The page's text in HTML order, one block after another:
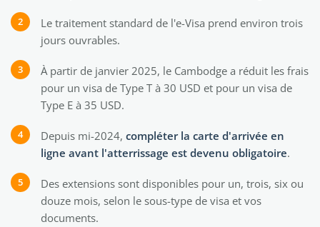
Le traitement standard de l'e-Visa prend environ trois
jours ouvrables.
À partir de janvier 2025, le Cambodge a réduit les frais
pour un visa de Type T à 30 USD et pour un visa de
Type E à 35 USD.
Depuis mi-2024, compléter la carte d'arrivée en
ligne avant l'atterrissage est devenu obligatoire.
Des extensions sont disponibles pour un, trois, six ou
douze mois, selon le sous-type de visa et vos
documents.